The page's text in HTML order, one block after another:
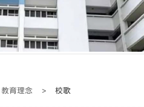
教育理念 > 校歌